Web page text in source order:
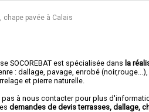
chape pavée à Calais
SOCOREBAT est spécialisée dans la
: dallage, pavage, enrobé
et pierre naturelle.
pas à nous contacter pour plus
demandes de devis terrasses, dallage,